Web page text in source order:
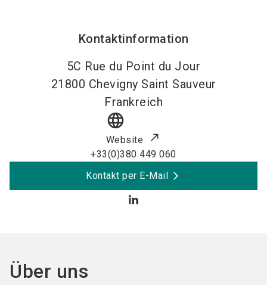
Kontaktinformation
5C Rue du Point du Jour
21800 Chevigny Saint Sauveur
Frankreich
language
Website
+33(0)380 449 060
Kontakt per E-Mail
Über uns